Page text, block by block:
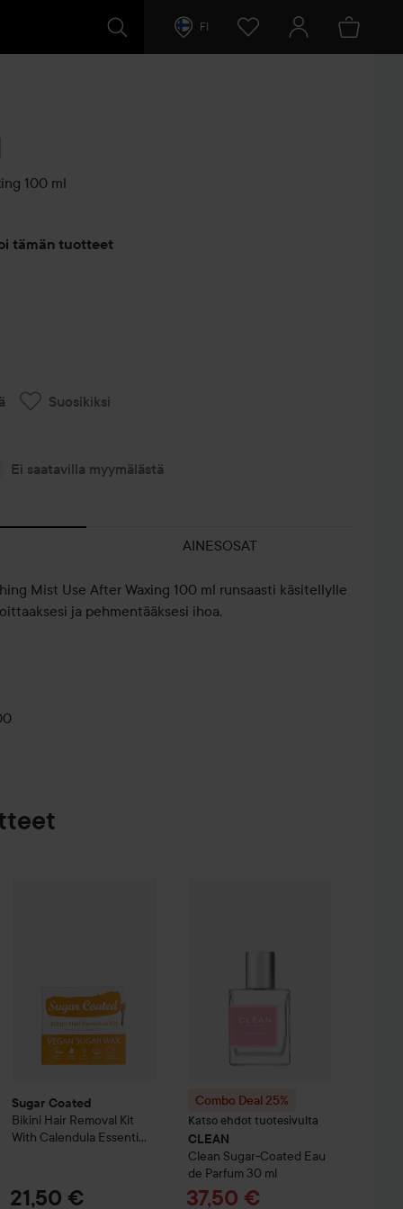
FI
100 ml
tämän tuotteet
Suosikiksi
Ei saatavilla myymälästä
AINESOSAT
Mist Use After Waxing 100 ml runsaasti käsitellylle
ja pehmentääksesi ihoa.
Sugar Coated
Bikini Hair Removal Kit
With Calendula Essenti
21,50 €
Combo Deal 25%
Katso ehdot tuotesivulta
CLEAN
Clean Sugar-Coated Eau
de Parfum 30 ml
Tarjoushinta
37,50 €